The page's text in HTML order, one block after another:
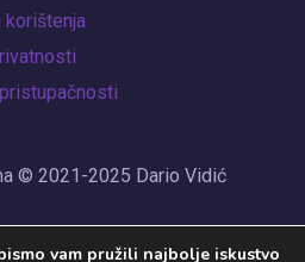
korištenja
© 2021-2025 Dario Vidić
vam pružili najbolje iskustvo